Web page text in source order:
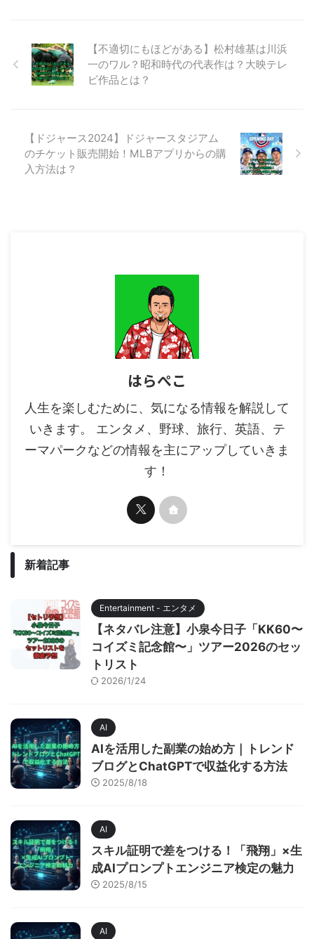
信されています。 Season5は、
2024年1月26日に公開された劇
場版「劇場版 君と世界が終わる
舞台に、玉城ティナ演じる明日葉
と飯豊まりえ演じる佳奈恵らが最
終決戦に挑みます。 この記事で
は、【君と世界が終わる日に】
【不適切にもほどがある】松村雄基は川浜
一のワル？昭和時代の代表作は？大映テレ
ビ作品とは？
【ドジャース2024】ドジャースタジアム
のチケット販売開始！MLBアプリからの購
入方法は？
はらぺこ
人生を楽しむために、気になる情報を解説して
いきます。 エンタメ、野球、旅行、英語、テ
ーマパークなどの情報を主にアップしていきま
す！
新着記事
Entertainment - エンタメ
【ネタバレ注意】小泉今日子「KK60〜
コイズミ記念館〜」ツアー2026のセッ
トリスト
2026/1/24
AI
AIを活用した副業の始め方｜トレンド
ブログとChatGPTで収益化する方法
2025/8/18
AI
スキル証明で差をつける！「飛翔」×生
成AIプロンプトエンジニア検定の魅力
2025/8/15
AI